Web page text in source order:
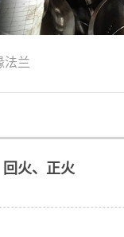
法兰
火、正火